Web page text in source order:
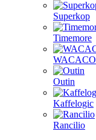
Superkop
Timemore
WACACO
Outin
Kaffelogic
Rancilio